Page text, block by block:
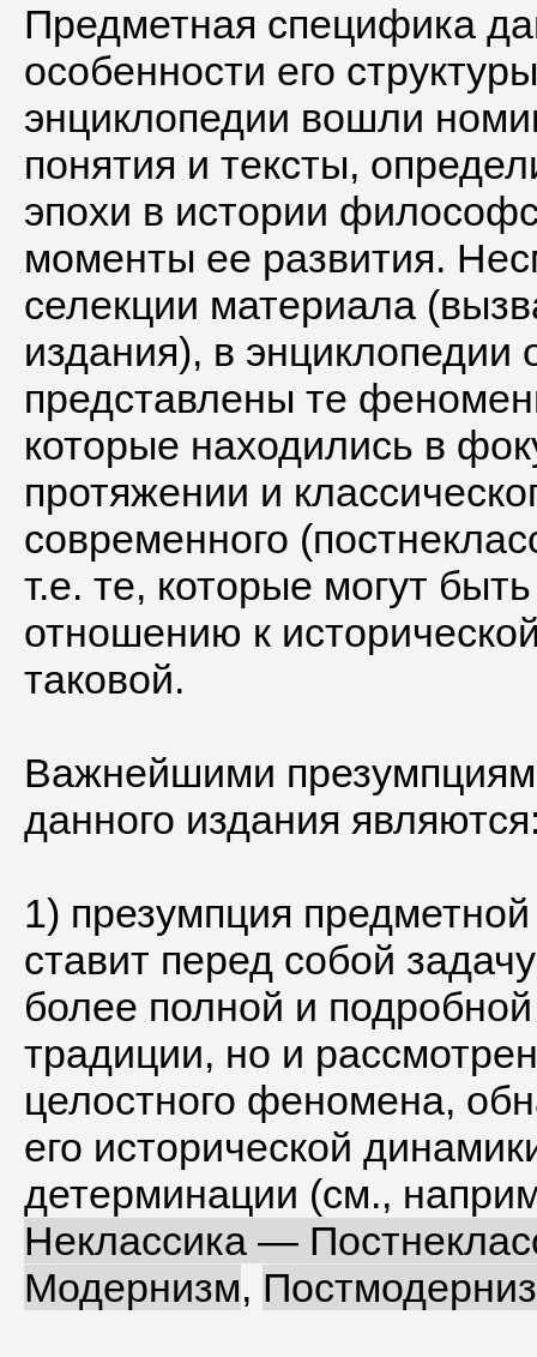
Предметная специфика
особенности его
энциклопедии вошли
понятия и тексты,
эпохи в истории
моменты ее развития.
селекции материала
издания), в энциклопедии
представлены те
которые находились в
протяжении и
современного
т.е. те, которые могут
отношению к
таковой.
Важнейшими
данного издания
1) презумпция
ставит перед собой
более полной и
традиции, но и
целостного феномена,
его исторической
детерминации (см.,
Неклассика —
Модернизм,